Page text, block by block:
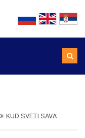
KUD SVETI SAVA